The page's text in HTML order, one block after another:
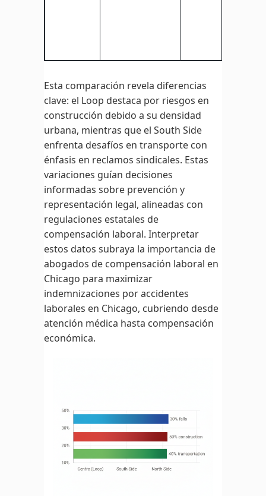
Esta comparación revela diferencias
clave: el Loop destaca por riesgos en
construcción debido a su densidad
urbana, mientras que el South Side
enfrenta desafíos en transporte con
énfasis en reclamos sindicales. Estas
variaciones guían decisiones
informadas sobre prevención y
representación legal, alineadas con
regulaciones estatales de
compensación laboral. Interpretar
estos datos subraya la importancia de
abogados de compensación laboral en
Chicago para maximizar
indemnizaciones por accidentes
laborales en Chicago, cubriendo desde
atención médica hasta compensación
económica.